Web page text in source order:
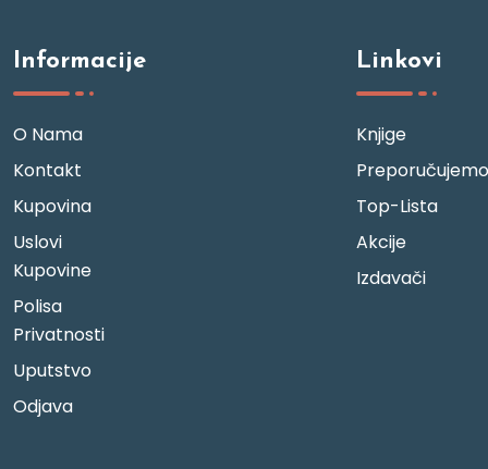
Informacije
O Nama
Kontakt
Kupovina
Uslovi
Kupovine
Polisa
Privatnosti
Uputstvo
Odjava
Linkovi
Knjige
Preporučujemo
Top-Lista
Akcije
Izdavači